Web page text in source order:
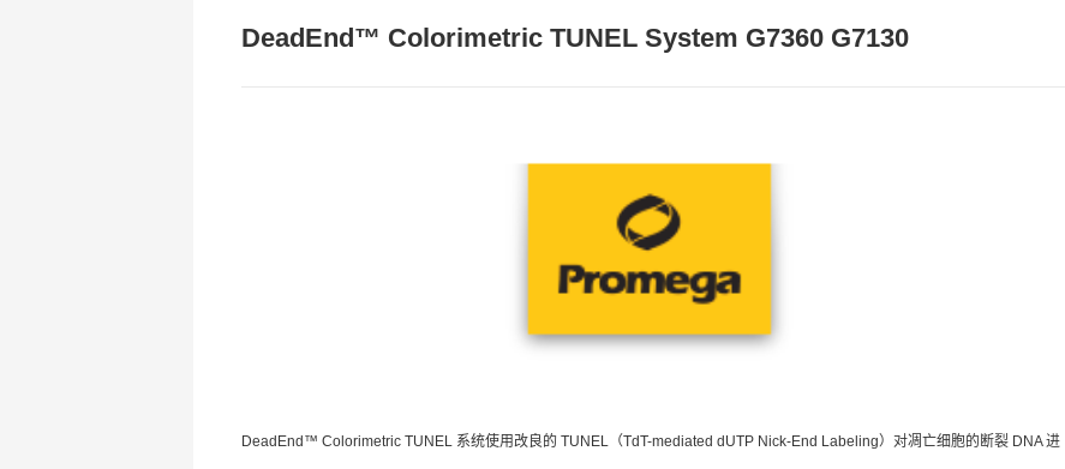
DeadEnd™ Colorimetric TUNEL System G7360 G7130
DeadEnd™ Colorimetric TUNEL 系统使用改良的 TUNEL（TdT-mediated dUTP Nick-End Labeling）对凋亡细胞的断裂 DNA 进